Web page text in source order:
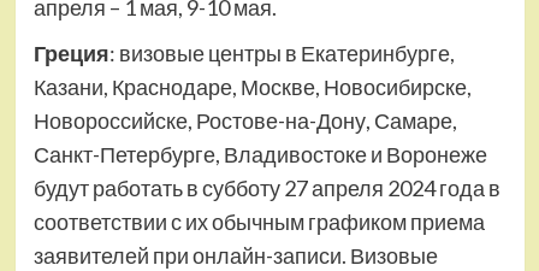
апреля – 1 мая, 9-10 мая.
Греция: визовые центры в Екатеринбурге,
Казани, Краснодаре, Москве, Новосибирске,
Новороссийске, Ростове-на-Дону, Самаре,
Санкт-Петербурге, Владивостоке и Воронеже
будут работать в субботу 27 апреля 2024 года в
соответствии с их обычным графиком приема
заявителей при онлайн-записи. Визовые